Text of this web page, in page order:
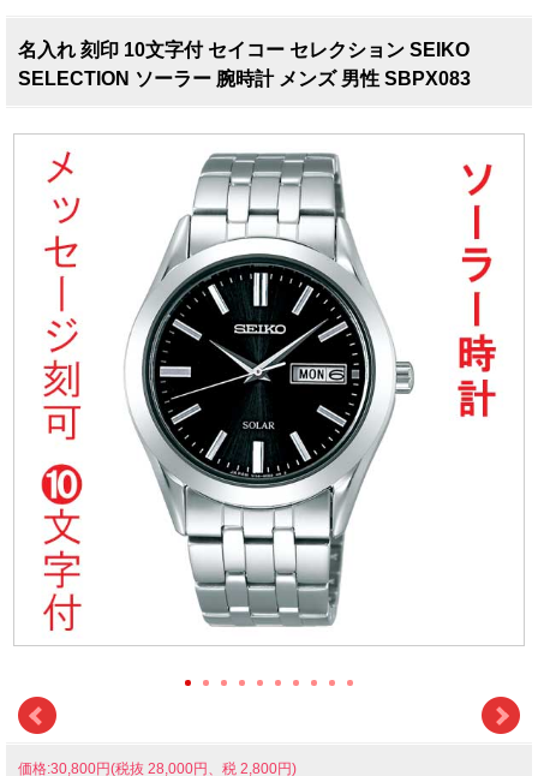
名入れ 刻印 10文字付 セイコー セレクション SEIKO
SELECTION ソーラー 腕時計 メンズ 男性 SBPX083
価格:30,800円(税抜 28,000円、税 2,800円)